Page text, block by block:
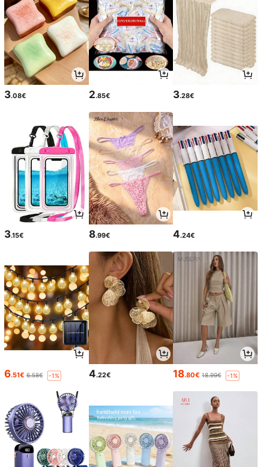
3.08€ 2.85€ 3.28€
3.15€ 8.99€ 4.24€
6.51€ 6.58€ -1% 4.22€ 18.80€ 18.99€ -1%